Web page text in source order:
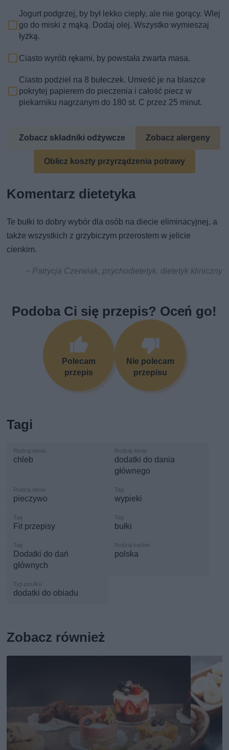
Jogurt podgrzej, by był lekko ciepły, ale nie gorący. Wlej
go do miski z mąką. Dodaj olej. Wszystko wymieszaj
łyżką.
Ciasto wyrób rękami, by powstała zwarta masa.
Ciasto podziel na 8 bułeczek. Umieść je na blaszce
pokrytej papierem do pieczenia i całość piecz w
piekarniku nagrzanym do 180 st. C przez 25 minut.
Zobacz składniki odżywcze Zobacz alergeny
Oblicz koszty przyrządzenia potrawy
Komentarz dietetyka
Te bułki to dobry wybór dla osób na diecie eliminacyjnej, a
także wszystkich z grzybiczym przerostem w jelicie
cienkim.
~ Patrycja Czerwiak, psychodietetyk, dietetyk kliniczny
Podoba Ci się przepis? Oceń go!
Polecam
przepis
Nie polecam
przepisu
Tagi
chleb
dodatki do dania
głównego
pieczywo wypieki
Fit przepisy bułki
Dodatki do dań
głównych
polska
dodatki do obiadu
Zobacz również